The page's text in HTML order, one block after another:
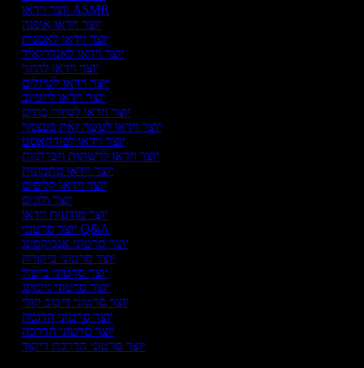
יוצר וידאו ASMR
יוצר וידאו אופנה
יוצר וידאו לאמנות
יוצר וידאו לאנדרואיד
יוצר וידאו להיגוי
יוצר וידאו לטיולים
יוצר וידאו ליוטיוב
יוצר וידאו לסיורי בתים
יוצר וידאו לעשה זאת בעצמך
יוצר וידאו לפודקאסט
יוצר וידאו לרשתות חברתיות
יוצר וידאו מתמונות
יוצר וידאו קליפים
יוצר ולוגים
יוצר מודעות וידאו
יוצר סרטוני Q&A
יוצר סרטוני אנבוקסינג
יוצר סרטוני ביקורת
יוצר סרטוני בישול
יוצר סרטוני גיימינג
יוצר סרטוני דיבוב קולי
יוצר סרטוני הדגמה
יוצר סרטוני הדרכה
יוצר סרטוני הדרכת ריקוד